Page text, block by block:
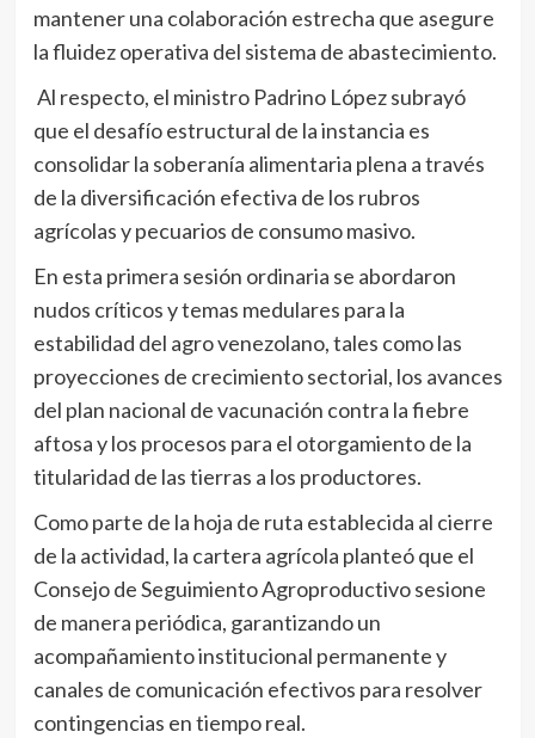
mantener una colaboración estrecha que asegure
la fluidez operativa del sistema de abastecimiento.
Al respecto, el ministro Padrino López subrayó
que el desafío estructural de la instancia es
consolidar la soberanía alimentaria plena a través
de la diversificación efectiva de los rubros
agrícolas y pecuarios de consumo masivo.
En esta primera sesión ordinaria se abordaron
nudos críticos y temas medulares para la
estabilidad del agro venezolano, tales como las
proyecciones de crecimiento sectorial, los avances
del plan nacional de vacunación contra la fiebre
aftosa y los procesos para el otorgamiento de la
titularidad de las tierras a los productores.
Como parte de la hoja de ruta establecida al cierre
de la actividad, la cartera agrícola planteó que el
Consejo de Seguimiento Agroproductivo sesione
de manera periódica, garantizando un
acompañamiento institucional permanente y
canales de comunicación efectivos para resolver
contingencias en tiempo real.